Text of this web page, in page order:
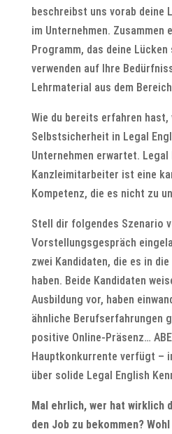
beschreibst uns vorab deine
im Unternehmen. Zusammen
Programm, das deine
verwenden auf Ihre
Lehrmaterial aus dem
Wie du bereits erfahren
Selbstsicherheit in Legal
Unternehmen erwartet.
Kanzleimitarbeiter ist eine
Kompetenz, die es nicht zu
Stell dir folgendes Szenario
Vorstellungsgespräch
zwei Kandidaten, die es in
haben. Beide Kandidaten
Ausbildung vor, haben
ähnliche Berufserfahrungen
positive Online-Präsenz…
Hauptkonkurrente verfügt –
über solide Legal English
Mal ehrlich, wer hat wirklich
den Job zu bekommen?